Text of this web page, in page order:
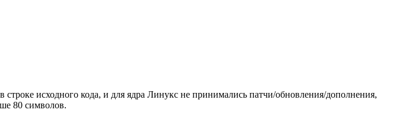
исходного кода, и для ядра Линукс не принимались патчи/обновления/дополнения,
80 символов.